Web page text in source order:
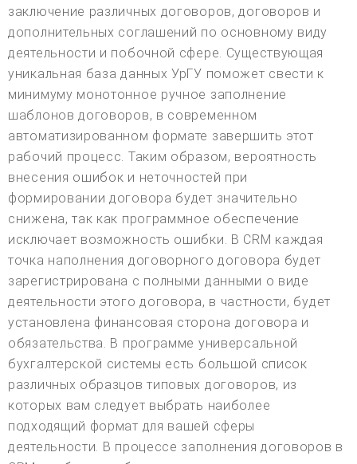
заключение различных договоров, договоров и
дополнительных соглашений по основному виду
деятельности и побочной сфере. Существующая
уникальная база данных УрГУ поможет свести к
минимуму монотонное ручное заполнение
шаблонов договоров, в современном
автоматизированном формате завершить этот
рабочий процесс. Таким образом, вероятность
внесения ошибок и неточностей при
формировании договора будет значительно
снижена, так как программное обеспечение
исключает возможность ошибки. В CRM каждая
точка наполнения договорного договора будет
зарегистрирована с полными данными о виде
деятельности этого договора, в частности, будет
установлена финансовая сторона договора и
обязательства. В программе универсальной
бухгалтерской системы есть большой список
различных образцов типовых договоров, из
которых вам следует выбрать наиболее
подходящий формат для вашей сферы
деятельности. В процессе заполнения договоров в